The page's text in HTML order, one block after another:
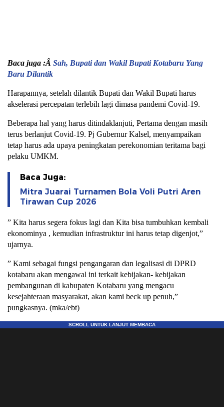
Baca juga :Â Sah, Bupati dan Wakil Bupati Kotabaru Yang
Baru Dilantik
Harapannya, setelah dilantik Bupati dan Wakil Bupati harus
akselerasi percepatan terlebih lagi dimasa pandemi Covid-19.
Beberapa hal yang harus ditindaklanjuti, Pertama dengan masih
terus berlanjut Covid-19. Pj Gubernur Kalsel, menyampaikan
tetap harus ada upaya peningkatan perekonomian teritama bagi
pelaku UMKM.
Baca Juga:
Mitra Juarai Turnamen Bola Voli Putri Aren
Tirawan Cup 2026
” Kita harus segera fokus lagi dan Kita bisa tumbuhkan kembali
ekonominya , kemudian infrastruktur ini harus tetap digenjot,”
ujarnya.
” Kami sebagai fungsi pengangaran dan legalisasi di DPRD
kotabaru akan mengawal ini terkait kebijakan- kebijakan
pembangunan di kabupaten Kotabaru yang mengacu
kesejahteraan masyarakat, akan kami beck up penuh,”
pungkasnya. (mka/ebt)